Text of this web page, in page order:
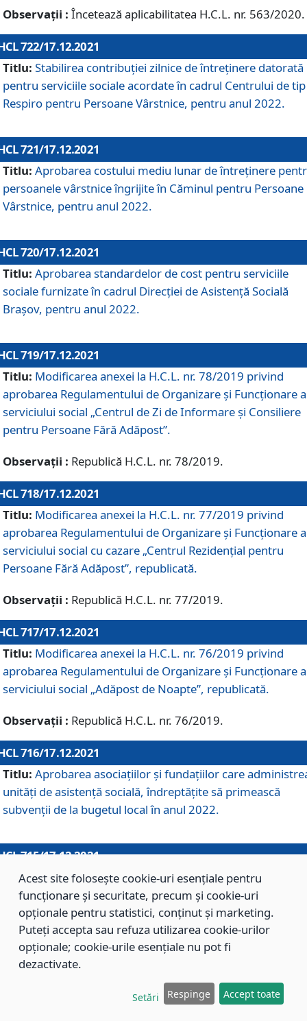
Observații : Încetează aplicabilitatea H.C.L. nr. 563/2020.
722/17.12.2021
Titlu: Stabilirea contribuţiei zilnice de întreținere datorată
pentru serviciile sociale acordate în cadrul Centrului de tip
Respiro pentru Persoane Vârstnice, pentru anul 2022.
721/17.12.2021
Titlu: Aprobarea costului mediu lunar de întreţinere
persoanele vârstnice îngrijite în Căminul pentru Persoane
Vârstnice, pentru anul 2022.
720/17.12.2021
Titlu: Aprobarea standardelor de cost pentru serviciile
sociale furnizate în cadrul Direcției de Asistență Socială
Brașov, pentru anul 2022.
719/17.12.2021
Titlu: Modificarea anexei la H.C.L. nr. 78/2019 privind
aprobarea Regulamentului de Organizare și Funcționare
serviciului social „Centrul de Zi de Informare şi Consiliere
pentru Persoane Fără Adăpost”.
Observații : Republică H.C.L. nr. 78/2019.
718/17.12.2021
Titlu: Modificarea anexei la H.C.L. nr. 77/2019 privind
aprobarea Regulamentului de Organizare și Funcționare
serviciului social cu cazare „Centrul Rezidențial pentru
Persoane Fără Adăpost”, republicată.
Observații : Republică H.C.L. nr. 77/2019.
717/17.12.2021
Titlu: Modificarea anexei la H.C.L. nr. 76/2019 privind
aprobarea Regulamentului de Organizare şi Funcționare
serviciului social „Adăpost de Noapte”, republicată.
Observații : Republică H.C.L. nr. 76/2019.
716/17.12.2021
Titlu: Aprobarea asociaţiilor şi fundaţiilor care
unităţi de asistenţă socială, îndreptăţite să primească
subvenţii de la bugetul local în anul 2022.
715/17.12.2021
Titlu: Aprobarea Planului de acţiuni sau lucrări de interes
local pentru anul 2022.
714/17.12.2021
Titlu: Modificarea Anexei la H.C.L. nr. 709/2020 privind
aprobarea Regulamentului de Organizare şi Funcţionare
Direcţiei de Asistenţă Socială Braşov.
Acest site folosește cookie-uri esențiale pentru
funcționare și securitate, precum și cookie-uri
opționale pentru statistici, conținut și marketing.
Puteți accepta sau refuza utilizarea cookie-urilor
opționale; cookie-urile esențiale nu pot fi
dezactivate.
Setări Respinge Accept toate